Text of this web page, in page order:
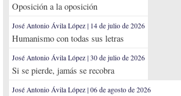
Oposición a la oposición
José Antonio Ávila López | 14 de julio de 2026
Humanismo con todas sus letras
José Antonio Ávila López | 30 de julio de 2026
Si se pierde, jamás se recobra
José Antonio Ávila López | 06 de agosto de 2026